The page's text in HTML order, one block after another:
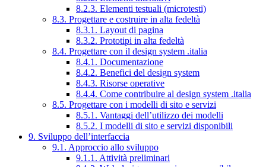
8.2.3. Elementi testuali (microtesti)
8.3. Progettare e costruire in alta fedeltà
8.3.1. Layout di pagina
8.3.2. Prototipi in alta fedeltà
8.4. Progettare con il design system .italia
8.4.1. Documentazione
8.4.2. Benefici del design system
8.4.3. Risorse operative
8.4.4. Come contribuire al design system .italia
8.5. Progettare con i modelli di sito e servizi
8.5.1. Vantaggi dell’utilizzo dei modelli
8.5.2. I modelli di sito e servizi disponibili
9. Sviluppo dell’interfaccia
9.1. Approccio allo sviluppo
9.1.1. Attività preliminari